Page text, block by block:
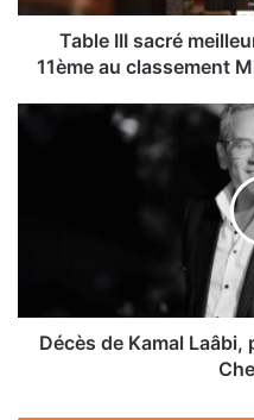
11ème au
classement
MENA’s
Table III sacré
11ème au classement
nom
Décès de Kamal